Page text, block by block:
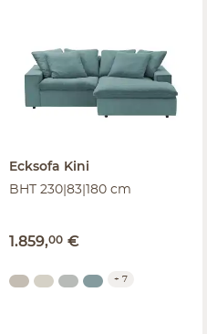
Ecksofa Kini
BHT 230|83|180 cm
1.859,00 €
+ 7